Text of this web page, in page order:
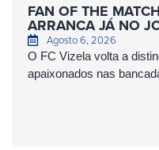
FAN OF THE
ARRANCA JÁ NO
Agosto 6, 2026
O FC Vizela volta a
apaixonados nas